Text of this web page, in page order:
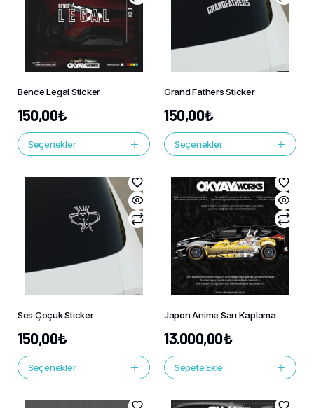
Bence Legal Sticker
150,00₺
Seçenekler
Grand Fathers Sticker
150,00₺
Seçenekler
Ses Çoçuk Sticker
150,00₺
Seçenekler
Japon Anime Sarı Kaplama
13.000,00₺
Sepete Ekle